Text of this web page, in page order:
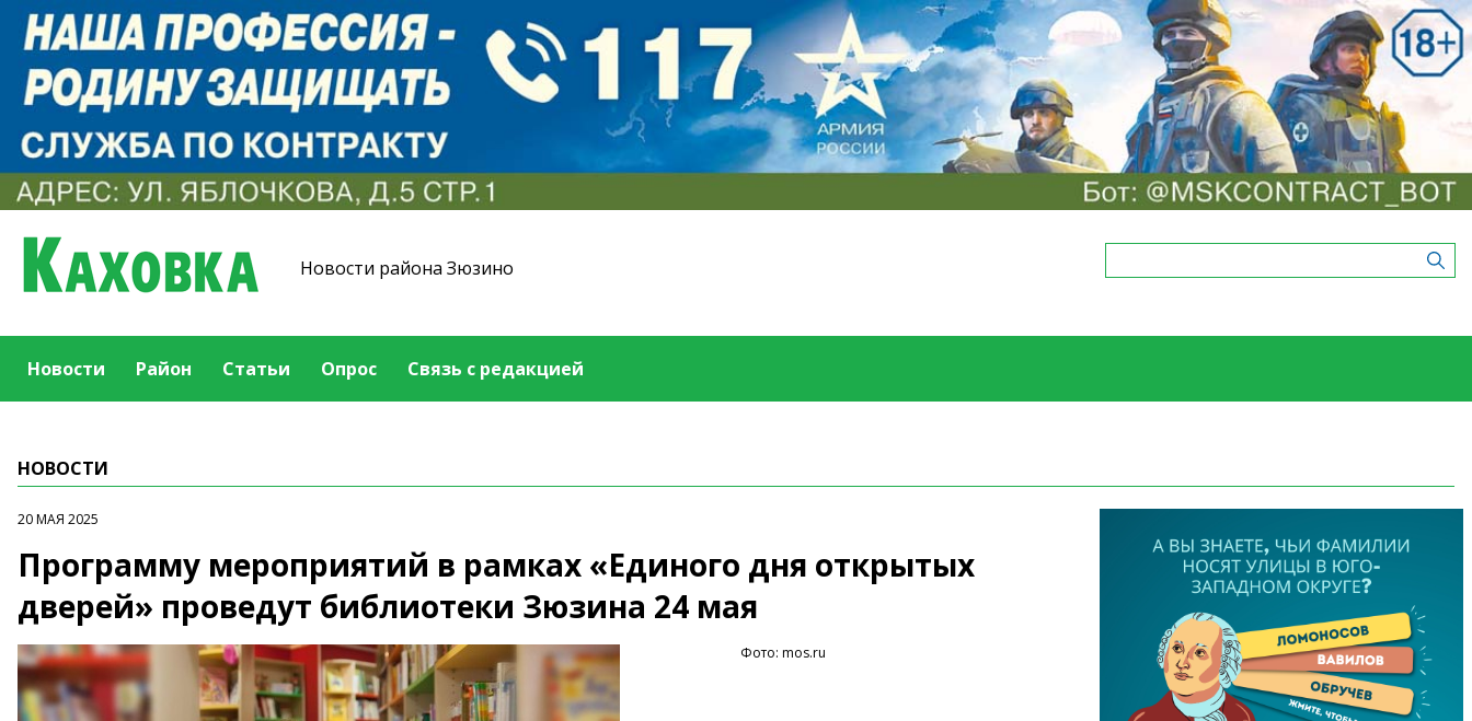
Новости района Зюзино
Новости Район Статьи Опрос Связь с редакцией
НОВОСТИ
20 МАЯ 2025
Программу мероприятий в рамках «Единого дня открытых
дверей» проведут библиотеки Зюзина 24 мая
Фото: mos.ru